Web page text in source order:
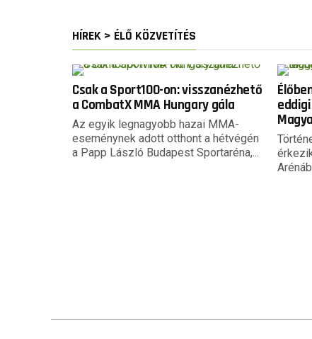
HÍREK > ÉLŐ KÖZVETÍTÉS
Csak a Sport100-on: visszanézhető
a CombatX MMA Hungary gála
Az egyik legnagyobb hazai MMA-
eseménynek adott otthont a hétvégén
a Papp László Budapest Sportaréna,...